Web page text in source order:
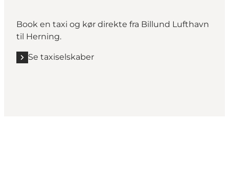
Book en taxi og kør direkte fra Billund Lufthavn
til Herning.
Se taxiselskaber